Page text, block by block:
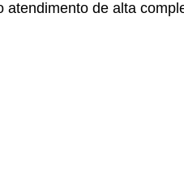
de alta